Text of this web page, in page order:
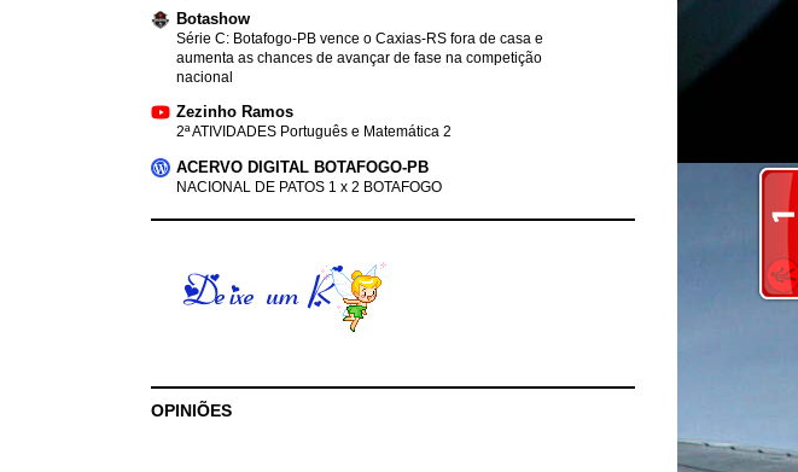
Botashow
Série C: Botafogo-PB vence o Caxias-RS fora de casa e
aumenta as chances de avançar de fase na competição
nacional
Zezinho Ramos
2ª ATIVIDADES Português e Matemática 2
ACERVO DIGITAL BOTAFOGO-PB
NACIONAL DE PATOS 1 x 2 BOTAFOGO
OPINIÕES